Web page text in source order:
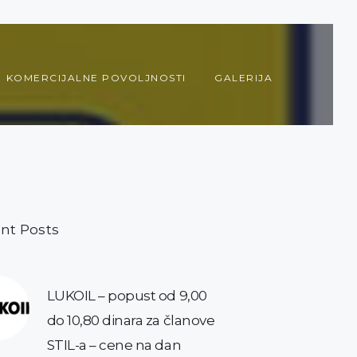
KOMERCIJALNE POVOLJNOSTI GALERIJA
Posts
LUKOIL – popust od 9,00
do 10,80 dinara za članove
STIL-a – cene na dan